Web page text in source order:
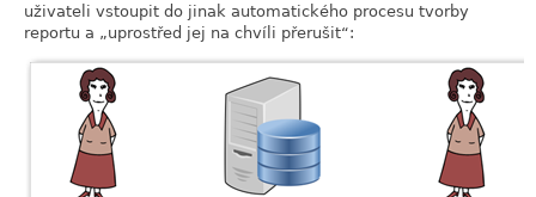
uživateli vstoupit do jinak automatického procesu tvorby
reportu a „uprostřed jej na chvíli přerušit“: